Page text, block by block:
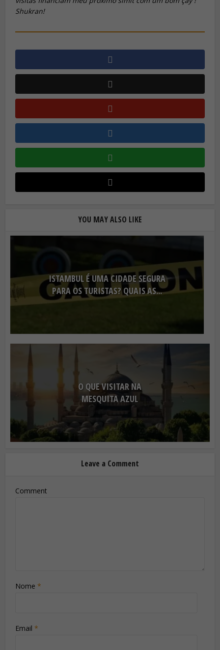
Shukran!
YOU MAY ALSO LIKE
ISTAMBUL É UMA CIDADE SEGURA
PARA OS TURISTAS? QUAIS AS...
O QUE VISITAR NA
MESQUITA AZUL
Leave a Comment
Comment
Nome*
Email*